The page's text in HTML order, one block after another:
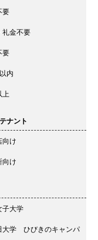
要
礼金不要
要
内
上
ナント
向け
向け
子大学
大学 ひびきのキャンパ